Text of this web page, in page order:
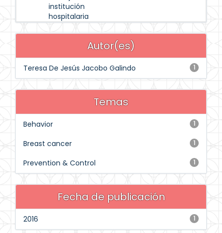
institución
hospitalaria
Autor(es)
1
Teresa De Jesús Jacobo Galindo
Temas
1
Behavior
1
Breast cancer
1
Prevention & Control
Fecha de publicación
1
2016